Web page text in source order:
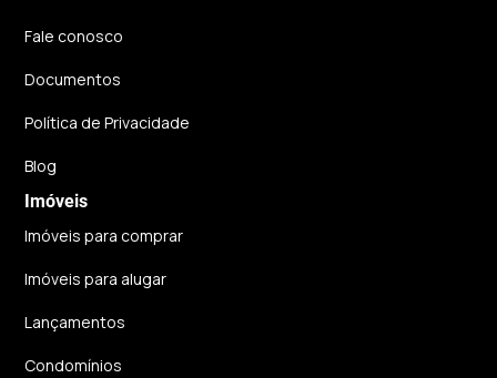
Fale conosco
Documentos
Política de Privacidade
Blog
Imóveis
Imóveis para comprar
Imóveis para alugar
Lançamentos
Condomínios